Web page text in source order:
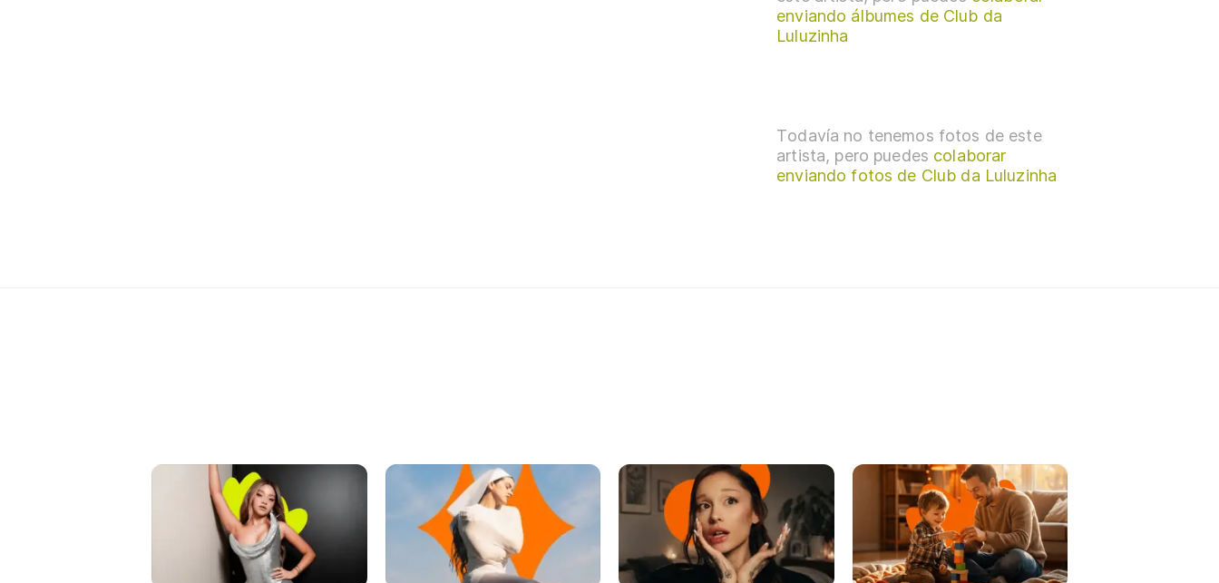
enviando álbumes de Club da
Luluzinha
Todavía no tenemos fotos de este
artista, pero puedes colaborar
enviando fotos de Club da Luluzinha